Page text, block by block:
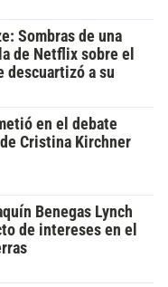
Sombras de una
de Netflix sobre el
descuartizó a su
en el debate
Cristina Kirchner
Benegas Lynch
de intereses en el